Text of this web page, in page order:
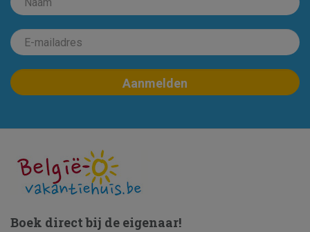
Boek direct bij de eigenaar!